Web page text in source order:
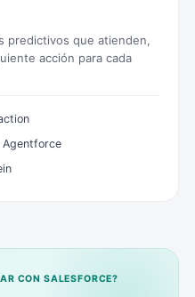
predictivos que atienden,
acción para cada
CON SALESFORCE?